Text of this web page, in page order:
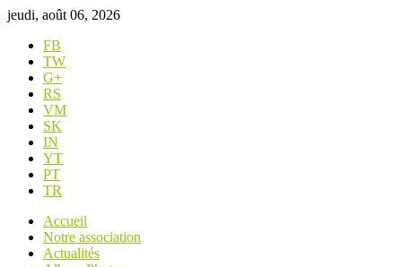
jeudi, août 06, 2026
FB
TW
G+
RS
VM
SK
IN
YT
PT
TR
Accueil
Notre association
Actualités